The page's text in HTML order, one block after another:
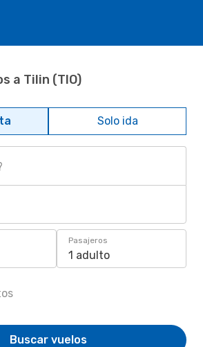
a Tilin (TIO)
Solo ida
Pasajeros
1 adulto
Buscar vuelos